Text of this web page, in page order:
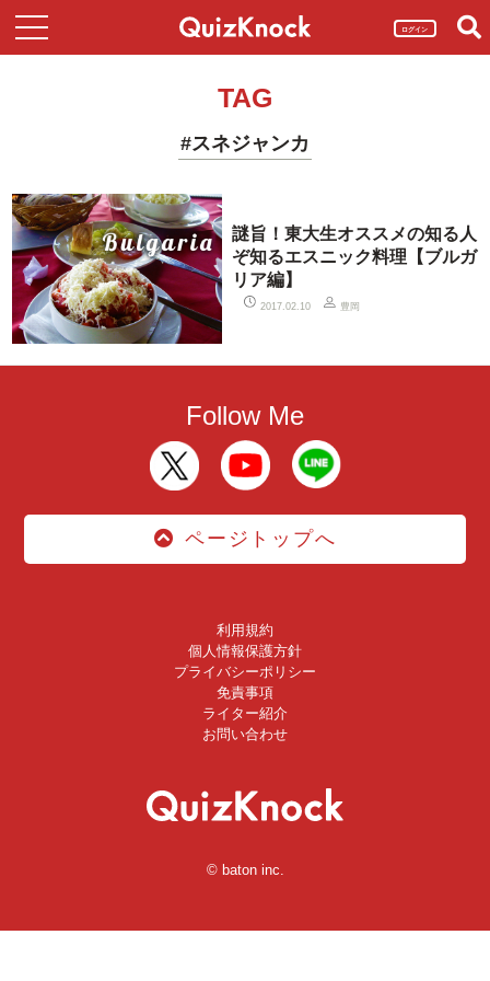
ログイン
TAG
#スネジャンカ
謎旨！東大生オススメの知る人
ぞ知るエスニック料理【ブルガ
リア編】
2017.02.10 豊岡
Follow Me
ページトップへ
利用規約
個人情報保護方針
プライバシーポリシー
免責事項
ライター紹介
お問い合わせ
© baton inc.